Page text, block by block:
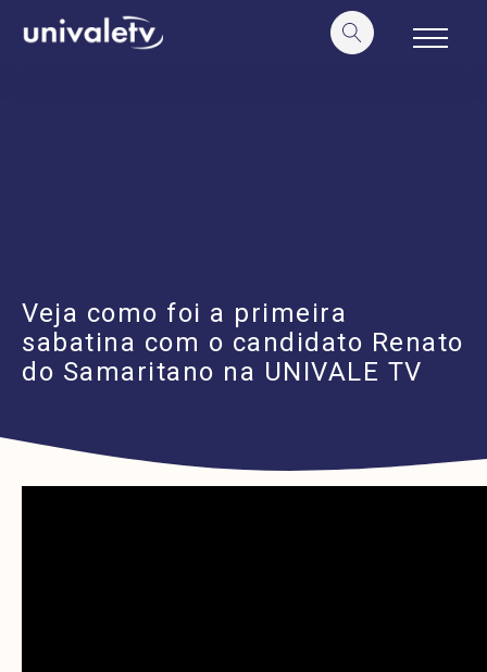
conteúdo
Veja como foi a primeira
sabatina com o candidato Renato
do Samaritano na UNIVALE TV